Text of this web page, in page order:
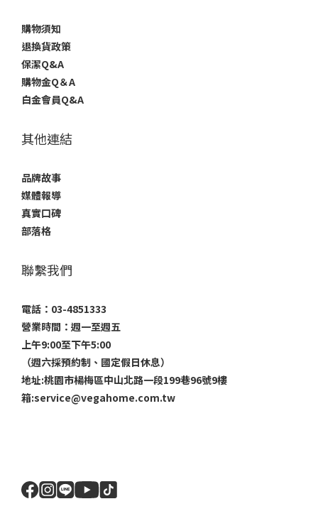
購物須知
退換貨政策
保潔Q&A
購物金Q＆A
白金會員Q&A
其他連結
品牌故事
媒體報導
真實口碑
部落格
聯繫我們
電話：03-4851333
營業時間：週一至週五
上午9:00至下午5:00
（週六採預約制、國定假日休息）
地址:桃園市楊梅區中山北路一段199巷96號9樓
箱:service@vegahome.com.tw